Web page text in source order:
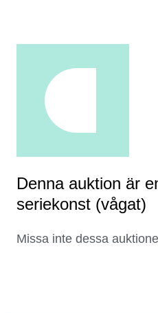
Denna auktion är
seriekonst (vågat)
Missa inte dessa